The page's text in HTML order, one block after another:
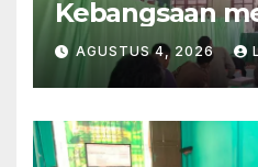
Kebangsaan
Pengajian
AGUSTUS 4, 2026